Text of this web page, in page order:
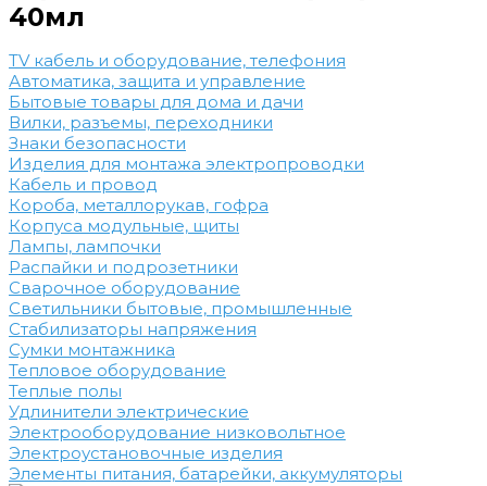
40мл
TV кабель и оборудование, телефония
Автоматика, защита и управление
Бытовые товары для дома и дачи
Вилки, разъемы, переходники
Знаки безопасности
Изделия для монтажа электропроводки
Кабель и провод
Короба, металлорукав, гофра
Корпуса модульные, щиты
Лампы, лампочки
Распайки и подрозетники
Сварочное оборудование
Светильники бытовые, промышленные
Стабилизаторы напряжения
Сумки монтажника
Тепловое оборудование
Теплые полы
Удлинители электрические
Электрооборудование низковольтное
Электроустановочные изделия
Элементы питания, батарейки, аккумуляторы